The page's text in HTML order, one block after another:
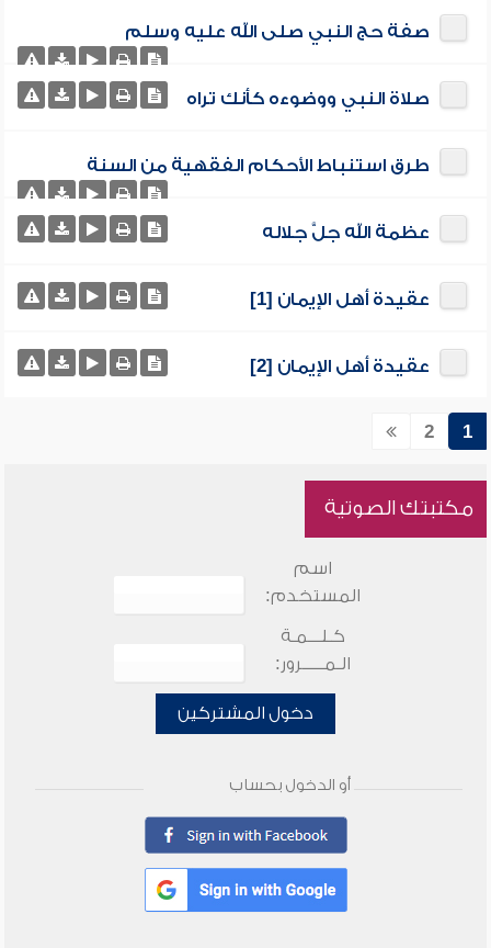
صفة حج النبي صلى الله عليه وسلم
صلاة النبي ووضوءه كأنك تراه
طرق استنباط الأحكام الفقهية من السنة
عظمة الله جلَّ جلاله
عقيدة أهل الإيمان [1]
عقيدة أهل الإيمان [2]
1
2
مكتبتك الصوتية
اسم
المستخدم:
كـلـــمـة
الـمـــــرور:
دخول المشتركين
أو الدخول بحساب